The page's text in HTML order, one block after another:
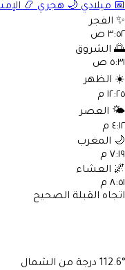
📅 ميلادي 🌙 هجري 📿
✨ الفجر
٣:٥٢ ص
🌅 الشروق
٥:٣١ ص
☀️ الظهر
١٢:٢٥ م
🌤️ العصر
٤:١٢ م
🌙 المغرب
٧:١٩ م
🌌 العشاء
٨:٥١ م
اتجاه القبلة الصحيح
112.6° درجة من الشمال